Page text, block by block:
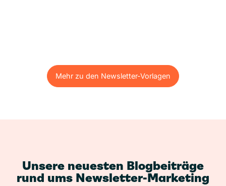
Mehr zu den Newsletter-Vorlagen
Mehr zu den Newsletter-Vorlagen
Unsere neuesten Blogbeiträge
rund ums Newsletter-Marketing